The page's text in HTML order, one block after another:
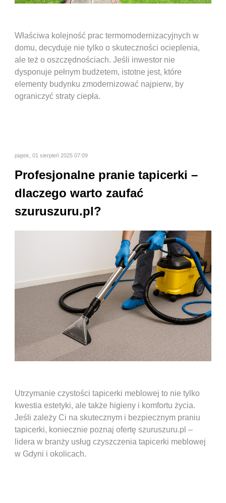
Właściwa kolejność prac termomodernizacyjnych w
domu, decyduje nie tylko o skuteczności ocieplenia,
ale też o oszczędnościach. Jeśli inwestor nie
dysponuje pełnym budżetem, istotne jest, które
elementy budynku zmodernizować najpierw, by
ograniczyć straty ciepła.
piątek, 01 sierpień 2025 07:09
Profesjonalne pranie tapicerki –
dlaczego warto zaufać
szuruszuru.pl?
Utrzymanie czystości tapicerki meblowej to nie tylko
kwestia estetyki, ale także higieny i komfortu życia.
Jeśli zależy Ci na skutecznym i bezpiecznym praniu
tapicerki, koniecznie poznaj ofertę szuruszuru.pl –
lidera w branży usług czyszczenia tapicerki meblowej
w Gdyni i okolicach.